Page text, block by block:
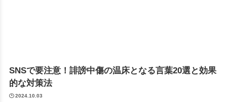
SNSで要注意！誹謗中傷の温床となる言葉20選と効果
的な対策法
2024.10.03